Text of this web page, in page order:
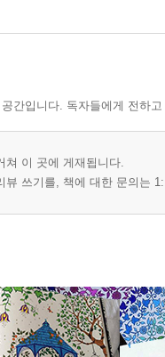
간입니다. 독자들에게 전하
쳐 이 곳에 게재됩니다.
뷰 쓰기를, 책에 대한 문의는